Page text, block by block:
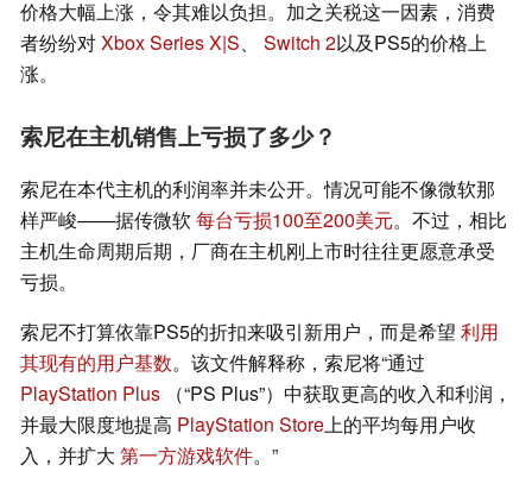
价格大幅上涨，令其难以负担。加之关税这一因素，消费
者纷纷对Xbox Series X|S、 Switch 2以及PS5的价格上
涨。
索尼在主机销售上亏损了多少？
索尼在本代主机的利润率并未公开。情况可能不像微软那
样严峻——据传微软每台亏损100至200美元。不过，相比
主机生命周期后期，厂商在主机刚上市时往往更愿意承受
亏损。
索尼不打算依靠PS5的折扣来吸引新用户，而是希望 利用
其现有的用户基数。该文件解释称，索尼将“通过
PlayStation Plus （“PS Plus”）中获取更高的收入和利润，
并最大限度地提高 PlayStation Store上的平均每用户收
入，并扩大 第一方游戏软件。”